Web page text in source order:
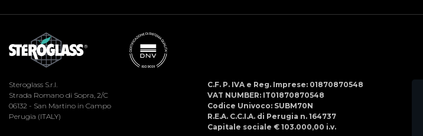
Steroglass S.r.l.
Strada Romano di Sopra, 2/C
06132 - San Martino in Campo
Perugia (ITALY)
C.F. P. IVA e Reg. Imprese: 01870870548
VAT NUMBER: IT01870870548
Codice Univoco: SUBM70N
R.E.A. C.C.I.A. di Perugia n. 164737
Capitale sociale € 103.000,00 i.v.